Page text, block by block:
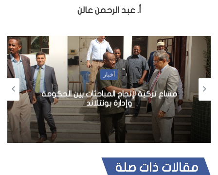
أ. عبد الرحمن عالن
أخبار
مساع تركية لإنجاح المباحثات بين الحكومة
وإدارة بونتلاند
مقالات ذات صلة